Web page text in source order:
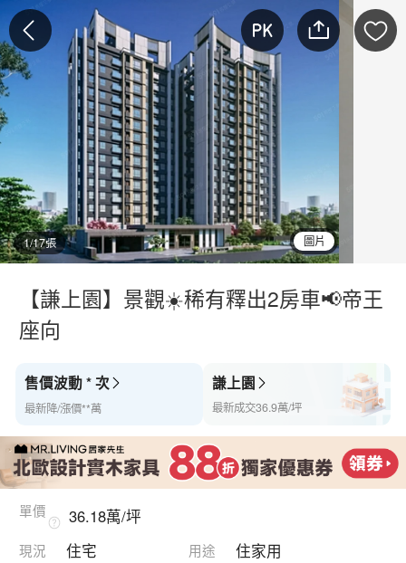
1/17張 圖片
【謙上園】景觀☀️稀有釋出2房車📢帝王
座向
售價波動 * 次
最新降/漲價**萬
謙上園
最新成交36.9萬/坪
單價 36.18萬/坪
現況 住宅 用途 住家用